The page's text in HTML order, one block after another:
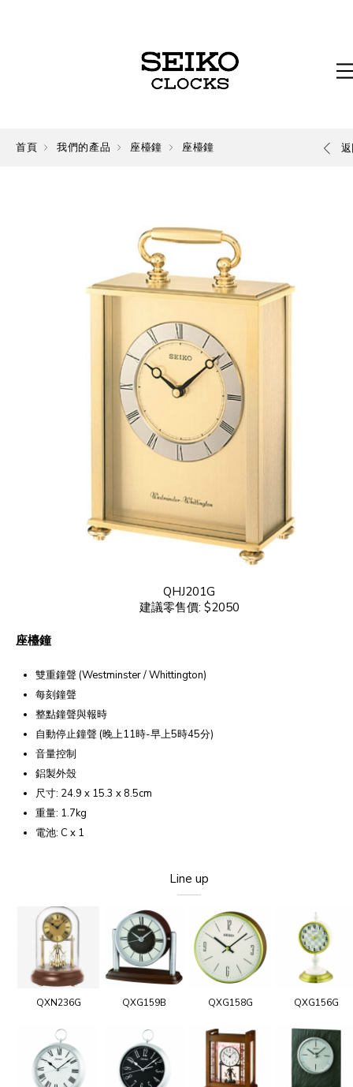
首頁 我們的產品 座檯鐘 座檯鐘
QHJ201G
建議零售價: $2050
座檯鐘
雙重鐘聲 (Westminster / Whittington)
每刻鐘聲
整點鐘聲與報時
自動停止鐘聲 (晚上11時-早上5時45分)
音量控制
鋁製外殼
尺寸: 24.9 x 15.3 x 8.5cm
重量: 1.7kg
電池: C x 1
Line up
QXN236G QXG159B QXG158G QXG156G